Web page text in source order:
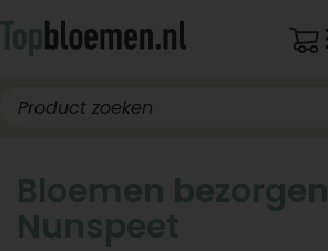
Bloemen bezorgen
Nunspeet